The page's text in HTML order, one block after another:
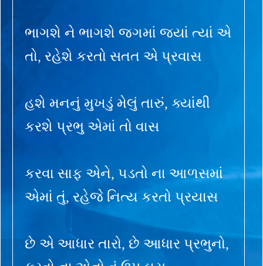
ભાગશે ને ભાગશે જગમાં જ્યાં ત્યાં એ
તો, રહેશે કરતો સતત એ પ્રવાસ
હશે મનનું મુખડું મેલું તારું, ક્યાંથી
કરશે પ્રભુ એમાં તો વાસ
કરવા સાફ એને, પડતો ના આળસમાં
એમાં તું, રહેજે નિત્ય કરતો પ્રયાસ
છે એ આધાર તારો, છે આધાર પ્રભુનો,